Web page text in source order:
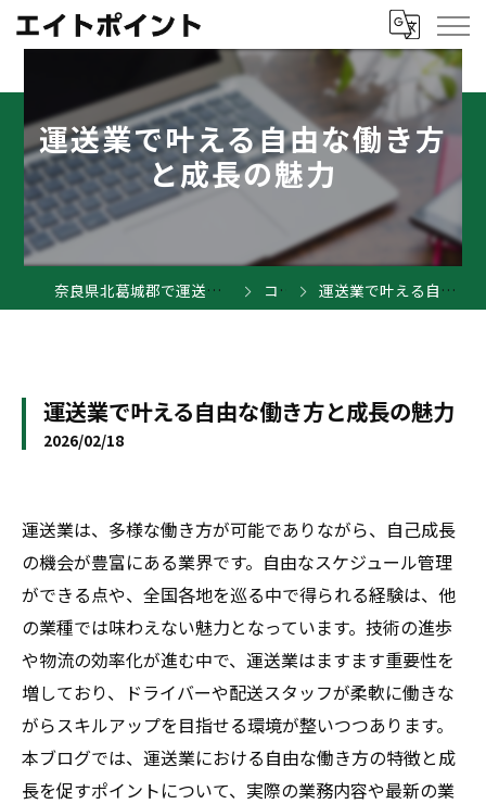
運送業で叶える自由な働き方
と成長の魅力
奈良県北葛城郡で運送業の求人ならエイトポイント コラム 運送業で叶える自由な働き方と成長の魅力
運送業で叶える自由な働き方と成長の魅力
2026/02/18
運送業は、多様な働き方が可能でありながら、自己成長
の機会が豊富にある業界です。自由なスケジュール管理
ができる点や、全国各地を巡る中で得られる経験は、他
の業種では味わえない魅力となっています。技術の進歩
や物流の効率化が進む中で、運送業はますます重要性を
増しており、ドライバーや配送スタッフが柔軟に働きな
がらスキルアップを目指せる環境が整いつつあります。
本ブログでは、運送業における自由な働き方の特徴と成
長を促すポイントについて、実際の業務内容や最新の業